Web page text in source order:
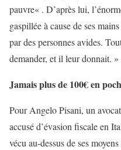
pauvre« . D’après lui,
gaspillée à cause de ses
par des personnes avides.
demander, et il leur donnait. »
Jamais plus de 100€ en
Pour Angelo Pisani, un
accusé d’évasion fiscale en
vécu au-dessus de ses